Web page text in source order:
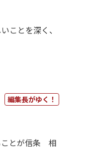
ことを深く、
編集長がゆく！
ことが信条 相